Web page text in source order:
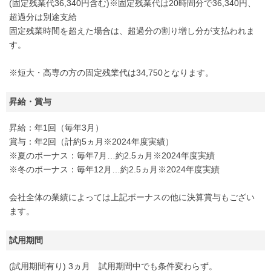
(固定残業代36,340円含む)※固定残業代は20時間分で36,340円、
超過分は別途支給
固定残業時間を超えた場合は、超過分の割り増し分が支払われま
す。
※短大・高専の方の固定残業代は34,750となります。
昇給・賞与
昇給：年1回（毎年3月）
賞与：年2回（計約5ヵ月※2024年度実績）
※夏のボーナス：毎年7月…約2.5ヵ月※2024年度実績
※冬のボーナス：毎年12月…約2.5ヵ月※2024年度実績
会社全体の業績によっては上記ボーナスの他に決算賞与もござい
ます。
試用期間
(試用期間有り) 3ヵ月 試用期間中でも条件変わらず。